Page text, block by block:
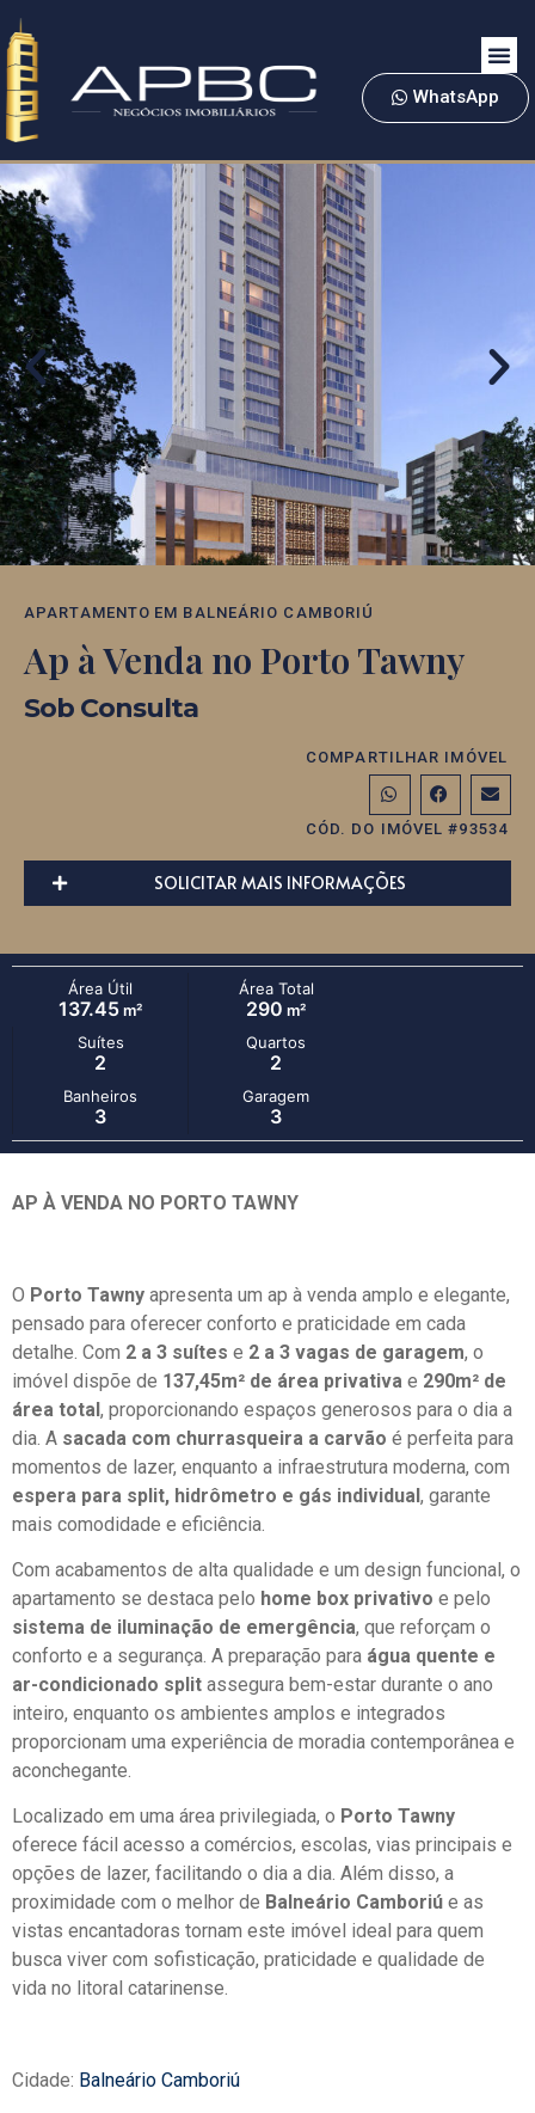
WhatsApp
APARTAMENTO EM BALNEÁRIO CAMBORIÚ
Ap à Venda no Porto Tawny
Sob Consulta
COMPARTILHAR IMÓVEL
CÓD. DO IMÓVEL #93534
SOLICITAR MAIS INFORMAÇÕES
Área Útil
137.45m²
Área Total
290 m²
Suítes
2
Quartos
2
Banheiros
3
Garagem
3
AP À VENDA NO PORTO TAWNY
O Porto Tawny apresenta um ap à venda amplo e elegante,
pensado para oferecer conforto e praticidade em cada
detalhe. Com 2 a 3 suítes e 2 a 3 vagas de garagem, o
imóvel dispõe de 137,45m² de área privativa e 290m² de
área total, proporcionando espaços generosos para o dia a
dia. A sacada com churrasqueira a carvão é perfeita para
momentos de lazer, enquanto a infraestrutura moderna, com
espera para split, hidrômetro e gás individual, garante
mais comodidade e eficiência.
Com acabamentos de alta qualidade e um design funcional, o
apartamento se destaca pelo home box privativo e pelo
sistema de iluminação de emergência, que reforçam o
conforto e a segurança. A preparação para água quente e
ar-condicionado split assegura bem-estar durante o ano
inteiro, enquanto os ambientes amplos e integrados
proporcionam uma experiência de moradia contemporânea e
aconchegante.
Localizado em uma área privilegiada, o Porto Tawny
oferece fácil acesso a comércios, escolas, vias principais e
opções de lazer, facilitando o dia a dia. Além disso, a
proximidade com o melhor de Balneário Camboriú e as
vistas encantadoras tornam este imóvel ideal para quem
busca viver com sofisticação, praticidade e qualidade de
vida no litoral catarinense.
Cidade: Balneário Camboriú